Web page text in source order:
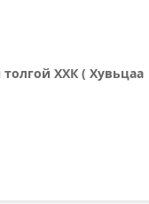
толгой ХХК ( Хувьцаа